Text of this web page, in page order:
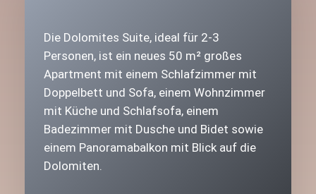
Die Dolomites Suite, ideal für 2-3
Personen, ist ein neues 50 m² großes
Apartment mit einem Schlafzimmer mit
Doppelbett und Sofa, einem Wohnzimmer
mit Küche und Schlafsofa, einem
Badezimmer mit Dusche und Bidet sowie
einem Panoramabalkon mit Blick auf die
Dolomiten.